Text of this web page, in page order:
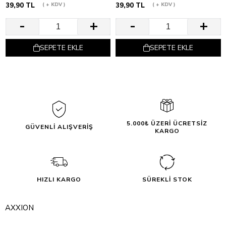
39,90 TL
+ KDV
SEPETE EKLE
39,90 TL
+ KDV
SEPETE EKLE
GÜVENLİ ALIŞVERİŞ
5.000₺ ÜZERİ ÜCRETSİZ
KARGO
HIZLI KARGO SÜREKLİ STOK
AXXION